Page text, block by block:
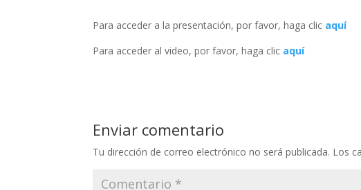
Para acceder a la presentación, por favor, haga clic aquí
Para acceder al video, por favor, haga clic aquí
Enviar comentario
Tu dirección de correo electrónico no será publicada. Los